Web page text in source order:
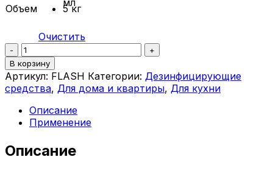
Объем 5 кг
Очистить
Количество
ФЛЭШ
-
+
В корзину
Артикул: FLASH Категории: Дезинфицирующие
средства, Для дома и квартиры, Для кухни
Описание
Применение
Описание